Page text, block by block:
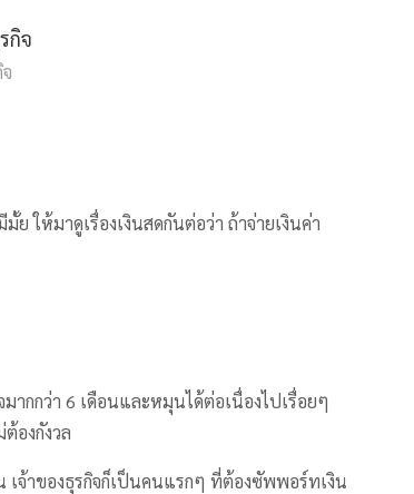
ย ให้มาดูเรื่องเงินสดกันต่อว่า ถ้าจ่ายเงินค่า
ากกว่า 6 เดือนและหมุนได้ต่อเนื่องไปเรื่อยๆ
องกังวล
เจ้าของธุรกิจก็เป็นคนแรกๆ ที่ต้องซัพพอร์ทเงิน